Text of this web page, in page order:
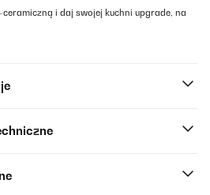
ceramiczną i daj swojej kuchni upgrade, na